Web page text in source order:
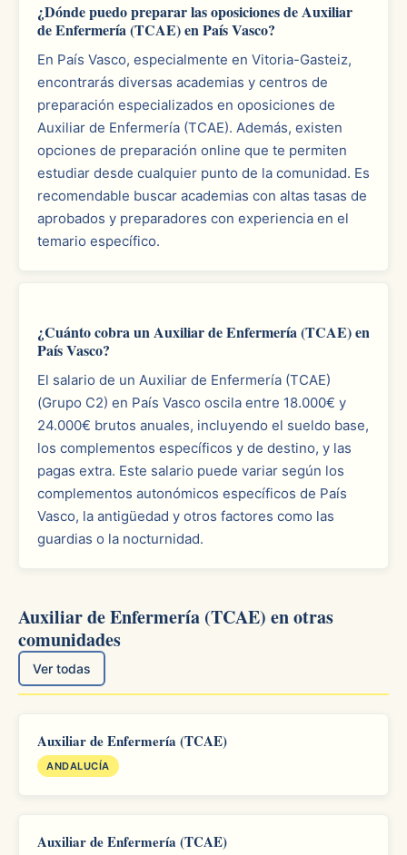
¿Dónde puedo preparar las oposiciones de Auxiliar
de Enfermería (TCAE) en País Vasco?
En País Vasco, especialmente en Vitoria-Gasteiz,
encontrarás diversas academias y centros de
preparación especializados en oposiciones de
Auxiliar de Enfermería (TCAE). Además, existen
opciones de preparación online que te permiten
estudiar desde cualquier punto de la comunidad. Es
recomendable buscar academias con altas tasas de
aprobados y preparadores con experiencia en el
temario específico.
¿Cuánto cobra un Auxiliar de Enfermería (TCAE) en
País Vasco?
El salario de un Auxiliar de Enfermería (TCAE)
(Grupo C2) en País Vasco oscila entre 18.000€ y
24.000€ brutos anuales, incluyendo el sueldo base,
los complementos específicos y de destino, y las
pagas extra. Este salario puede variar según los
complementos autonómicos específicos de País
Vasco, la antigüedad y otros factores como las
guardias o la nocturnidad.
Auxiliar de Enfermería (TCAE) en otras
comunidades
Ver todas
Auxiliar de Enfermería (TCAE)
ANDALUCÍA
Auxiliar de Enfermería (TCAE)